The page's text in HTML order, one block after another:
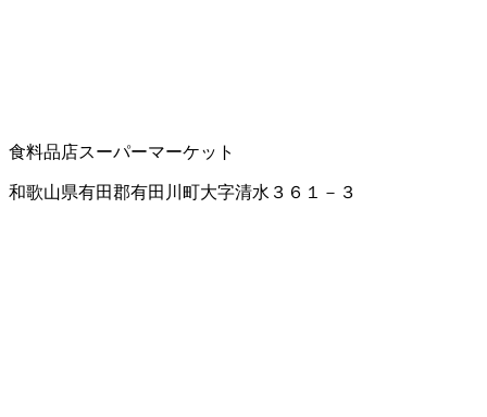
食料品店スーパーマーケット
和歌山県有田郡有田川町大字清水３６１－３